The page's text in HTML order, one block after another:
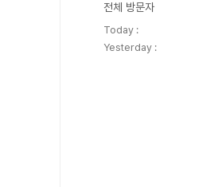
전체 방문자
Today :
Yesterday :